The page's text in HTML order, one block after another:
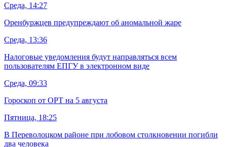
Среда, 14:27
Оренбуржцев предупреждают об аномальной жаре
Среда, 13:36
Налоговые уведомления будут направляться всем
пользователям ЕПГУ в электронном виде
Среда, 09:33
Гороскоп от ОРТ на 5 августа
Пятница, 18:25
В Переволоцком районе при лобовом столкновении погибли
два человека